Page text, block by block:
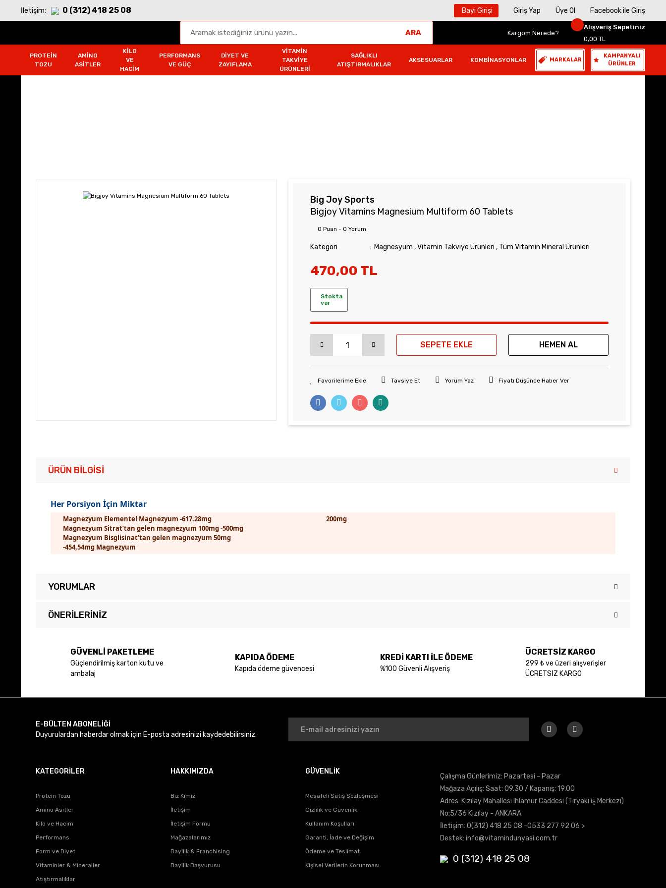
İletişim: 0 (312) 418 25 08 Bayi Girişi Giriş Yap Üye Ol Facebook ile Giriş
ARA Kargom Nerede?
Alışveriş Sepetiniz
0,00 TL
PROTEIN
TOZU
AMINO
ASITLER
KILO
VE
HACIM
PERFORMANS
VE GÜÇ
DIYET VE
ZAYIFLAMA
VITAMIN
TAKVIYE
ÜRÜNLERI
SAĞLIKLI
ATIŞTIRMALIKLAR
AKSESUARLAR KOMBINASYONLAR MARKALAR
KAMPANYALI
ÜRÜNLER
Big Joy Sports
Bigjoy Vitamins Magnesium Multiform 60 Tablets
0 Puan - 0 Yorum
Kategori Magnesyum,Vitamin Takviye Ürünleri , Tüm Vitamin Mineral Ürünleri
470,00 TL
Stokta
var
SEPETE EKLE HEMEN AL
Tavsiye Et Yorum Yaz Fiyatı Düşünce Haber Ver
ÜRÜN BILGISI
Her Porsiyon İçin Miktar
Magnezyum Elementel Magnezyum -617.28mg
Magnezyum Sitrat’tan gelen magnezyum 100mg -500mg
Magnezyum Bisglisinat’tan gelen magnezyum 50mg
-454,54mg Magnezyum
200mg
YORUMLAR
ÖNERILERINIZ
Ürün resmi kalitesiz, bozuk veya görüntülenemiyor.
Bu ürüne benzer farklı alternatifler olmalı.
GÜVENLİ PAKETLEME
Güçlendirilmiş karton kutu ve
ambalaj
KAPIDA ÖDEME
Kapıda ödeme güvencesi
KREDİ KARTI İLE ÖDEME
%100 Güvenli Alışveriş
ÜCRETSİZ KARGO
299 ₺ ve üzeri alışverişler
ÜCRETSİZ KARGO
E-BÜLTEN ABONELİĞİ
Duyurulardan haberdar olmak için E-posta adresinizi kaydedebilirsiniz.
KATEGORİLER
Protein Tozu
Amino Asitler
Kilo ve Hacim
Performans
Form ve Diyet
Vitaminler & Mineraller
Atıştırmalıklar
HAKKIMIZDA
Biz Kimiz
İletişim
İletişim Formu
Mağazalarımız
Bayilik & Franchising
Bayilik Başvurusu
GÜVENLİK
Mesafeli Satış Sözleşmesi
Gizlilik ve Güvenlik
Kullanım Koşulları
Garanti, İade ve Değişim
Ödeme ve Teslimat
Kişisel Verilerin Korunması
Çalışma Günlerimiz: Pazartesi - Pazar
Mağaza Açılış: Saat: 09.30 / Kapanış: 19.00
Adres: Kızılay Mahallesi Ihlamur Caddesi (Tiryaki iş Merkezi)
No:5/36 Kızılay - ANKARA
İletişim: 0(312) 418 25 08 -0533 277 92 06 >
Destek: info@vitamindunyasi.com.tr
0 (312) 418 25 08